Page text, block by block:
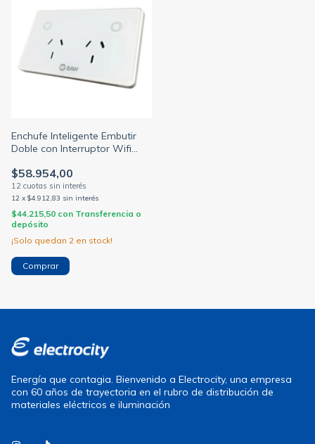
Enchufe Inteligente Embutir
Doble con Interruptor Wifi
$58.954,00
12 x $4.912,83 sin interés
$44.215,50 con Transferencia o
depósito
¡Solo quedan 2 en stock!
Energía que contagia. Bienvenido a Electrocity, una empresa
con 60 años de trayectoria en el rubro de distribución de
materiales eléctricos e iluminación